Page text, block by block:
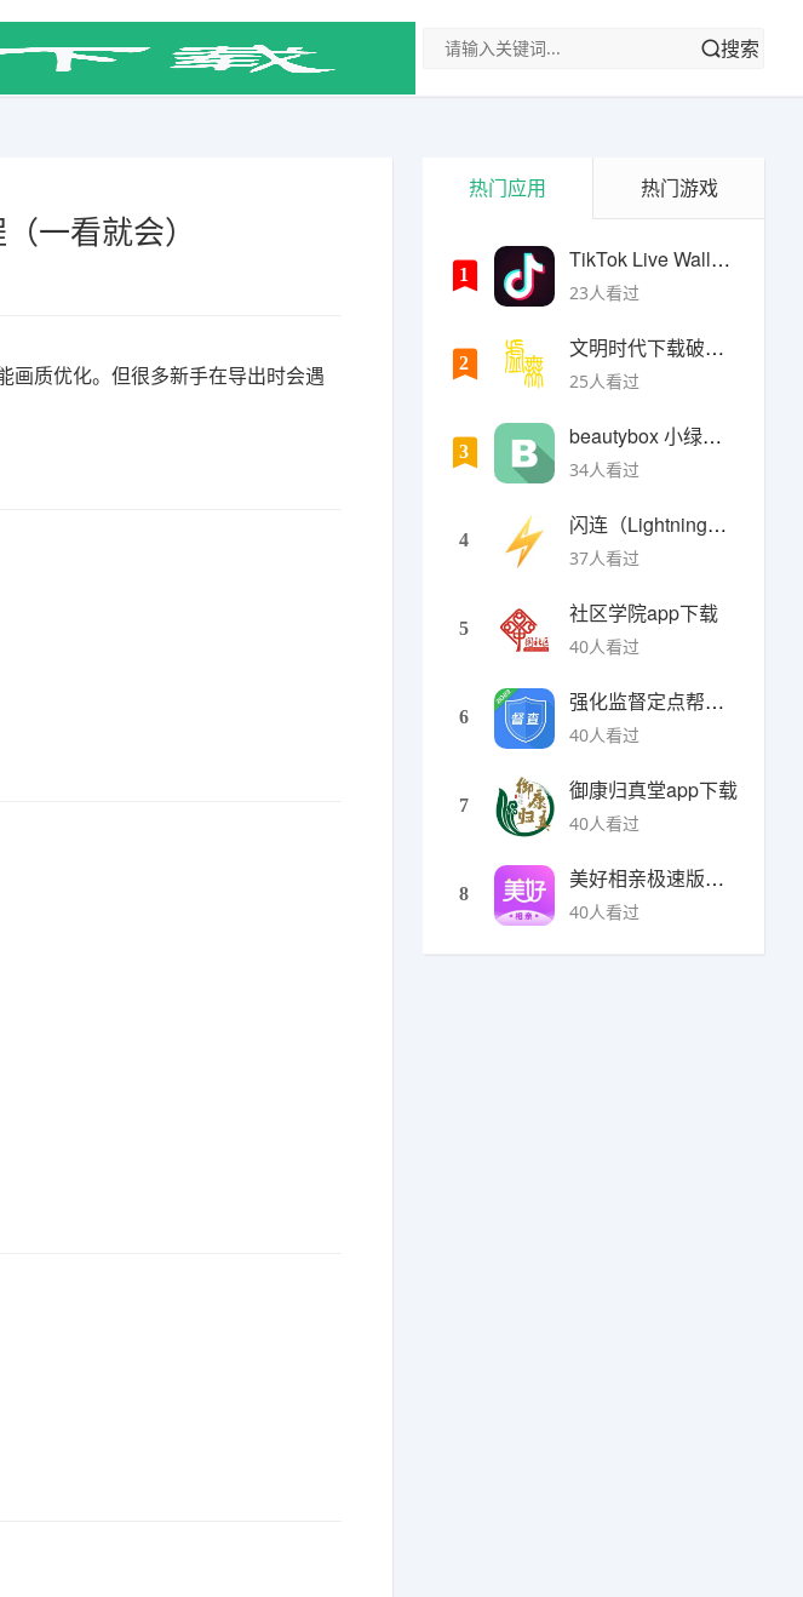
搜索
一看就会）
画质优化。但很多新手在导出时会遇
热门应用 热门游戏
1
TikTok Live Wallpaper
23人看过
2
文明时代下载破解版无限金币最新版
25人看过
3
beautybox 小绿盒正版最新免费下载
34人看过
4
闪连（LightningX）加速器app
37人看过
5
社区学院app下载
40人看过
6
强化监督定点帮扶下载
40人看过
7
御康归真堂app下载
40人看过
8
美好相亲极速版下载
40人看过